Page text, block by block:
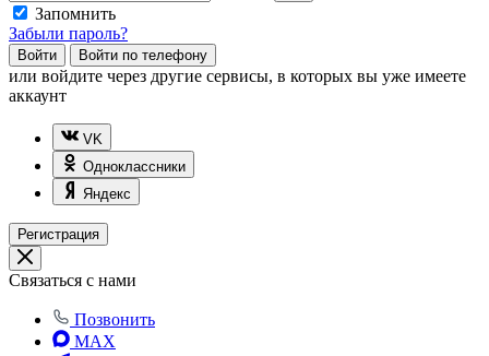
Запомнить
Забыли пароль?
Войти Войти по телефону
или войдите через другие сервисы, в которых вы уже имеете
аккаунт
VK
Одноклассники
Яндекс
Регистрация
Связаться с нами
Позвонить
MAX